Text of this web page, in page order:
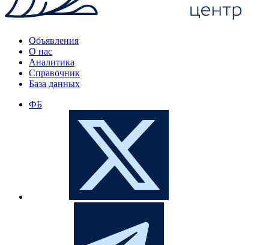
Объявления
О нас
Аналитика
Справочник
База данных
ФБ